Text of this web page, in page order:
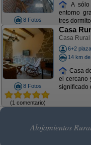
8 Fotos
A
entorno
tres
8 Fotos
(1 comentario)
Casa
Casa Rural
6+2
14 km
Casa
el cercano
significado
Alojamientos